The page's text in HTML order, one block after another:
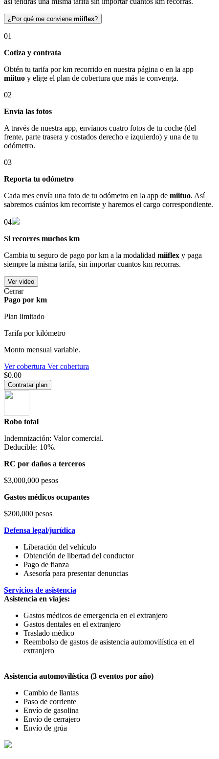
¿Por qué me conviene miiflex?
01
Cotiza y contrata
Obtén tu tarifa por km recorrido en nuestra página o en la app
miituo y elige el plan de cobertura que más te convenga.
02
Envía las fotos
A través de nuestra app, envíanos cuatro fotos de tu coche (del
frente, parte trasera y costados derecho e izquierdo) y una de tu
odómetro.
03
Reporta tu odómetro
Cada mes envía una foto de tu odómetro en la app de miituo. Así
sabremos cuántos km recorriste y haremos el cargo correspondiente.
04
Si recorres muchos km
Cambia tu seguro de pago por km a la modalidad miiflex y paga
siempre la misma tarifa, sin importar cuantos km recorras.
Ver video
Cerrar
Pago por km
Plan limitado
Tarifa por kilómetro
Monto mensual variable.
Ver cobertura Ver cobertura
$0.00
Contratar plan
Robo total
Indemnización: Valor comercial.
Deducible: 10%.
RC por daños a terceros
$3,000,000 pesos
Gastos médicos ocupantes
$200,000 pesos
Defensa legal/jurídica
Liberación del vehículo
Obtención de libertad del conductor
Pago de fianza
Asesoría para presentar denuncias
Servicios de asistencia
Asistencia en viajes:
Gastos médicos de emergencia en el extranjero
Gastos dentales en el extranjero
Traslado médico
Reembolso de gastos de asistencia automovilística en el
extranjero
Asistencia automovilística (3 eventos por año)
Cambio de llantas
Paso de corriente
Envío de gasolina
Envío de cerrajero
Envío de grúa